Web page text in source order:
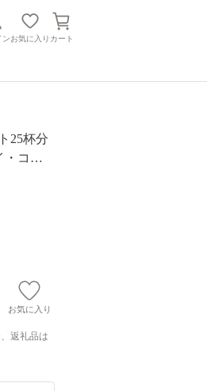
ンお気に入り カート
25杯分
バック
お気に入り
返礼品は